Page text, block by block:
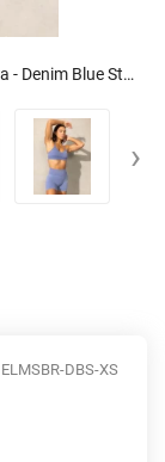
Топ Ryderwear Stonewash Seamless Sports Bra - Denim Blue Stonewash
›
ELMSBR-DBS-XS